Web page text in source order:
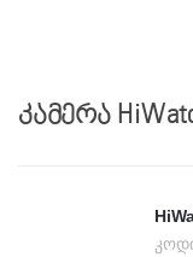
კამერა